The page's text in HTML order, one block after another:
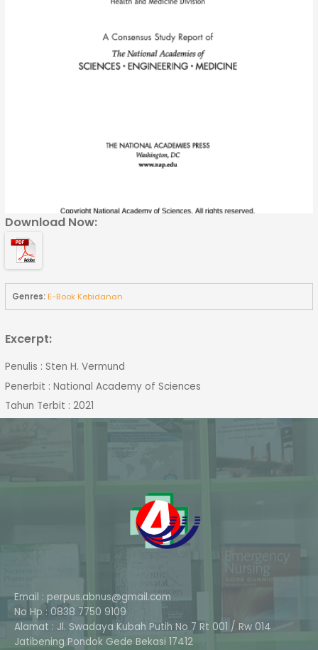
Download Now:
Genres:E-Book Kebidanan
Excerpt:
Penulis : Sten H. Vermund
Penerbit : National Academy of Sciences
Tahun Terbit : 2021
Email : perpus.abnus@gmail.com
No Hp : 0838 7750 9109
Alamat : Jl. Swadaya Kubah Putih No 7 Rt 001 / Rw 014
Jatibening Pondok Gede Bekasi 17412